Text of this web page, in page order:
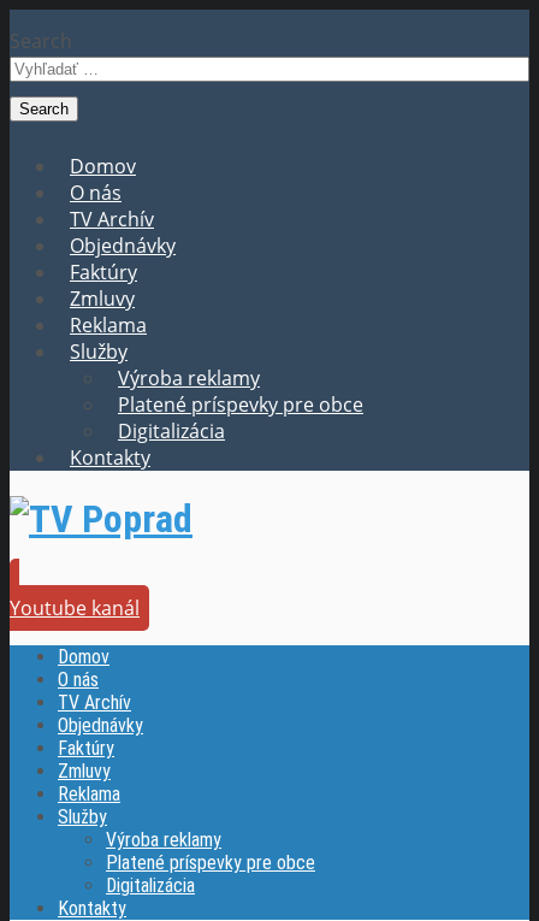
Search
Domov
O nás
TV Archív
Objednávky
Faktúry
Zmluvy
Reklama
Služby
Výroba reklamy
Platené príspevky pre obce
Digitalizácia
Kontakty
Youtube kanál
Domov
O nás
TV Archív
Objednávky
Faktúry
Zmluvy
Reklama
Služby
Výroba reklamy
Platené príspevky pre obce
Digitalizácia
Kontakty